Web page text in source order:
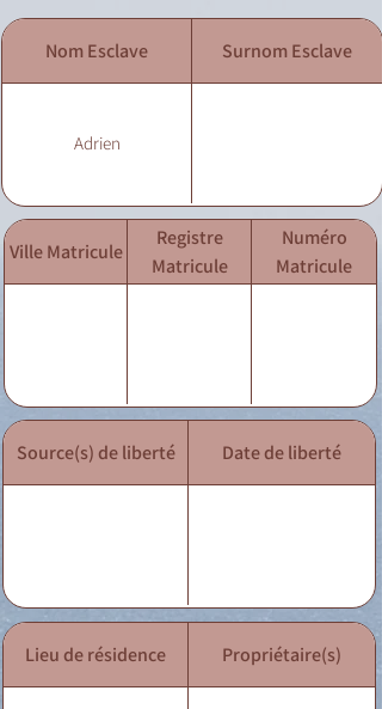
Nom Esclave Surnom Esclave
Adrien
Ville Matricule
Registre
Matricule
Numéro
Matricule
Source(s) de liberté Date de liberté
Lieu de résidence Propriétaire(s)